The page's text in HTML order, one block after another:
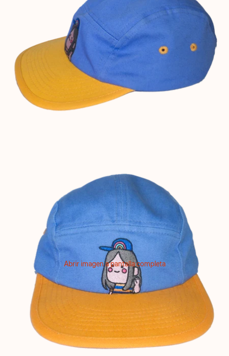
Abrir imagen a pantalla completa